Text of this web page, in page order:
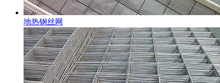
地热钢丝网